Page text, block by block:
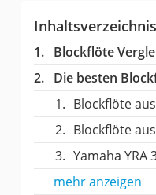
Inhaltsverzeichnis
Blockflöte
Die besten
Blockflöte
Blockflöte
Yamaha YRA
mehr anzeigen